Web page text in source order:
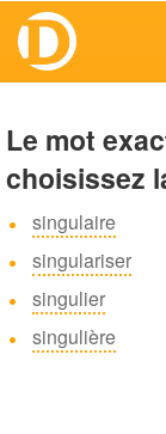
Le mot
choisissez
singulaire
singulariser
singulier
singulière